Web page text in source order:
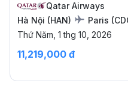
Qatar Airways
Hà Nội (HAN) Paris (
Thứ Năm, 1 thg 10, 2026
11,219,000 đ